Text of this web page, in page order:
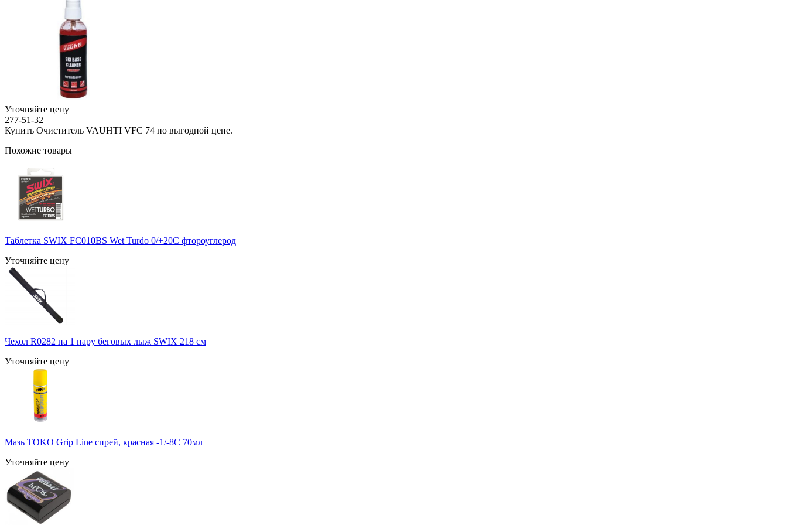
Уточняйте цену
277-51-32
Купить Очиститель VAUHTI VFC 74 по выгодной цене.
Похожие товары
Таблетка SWIX FC010BS Wet Turdo 0/+20C фтороуглерод
Уточняйте цену
Чехол R0282 на 1 пару беговых лыж SWIX 218 см
Уточняйте цену
Мазь TOKO Grip Line спрей, красная -1/-8C 70мл
Уточняйте цену